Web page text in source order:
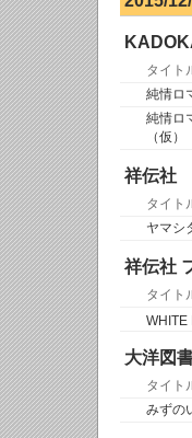
タイト
純情ロ
純情ロ
（仮）
祥伝社
タイト
ヤマシ
祥伝社
タイト
WHITE
大洋図
タイト
みずの